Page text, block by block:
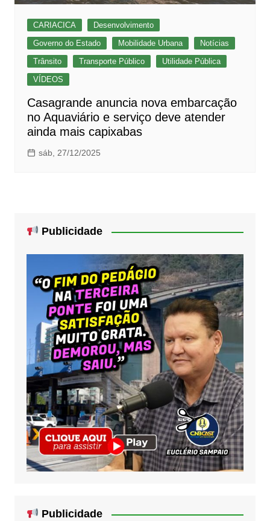
CARIACICA
Desenvolvimento
Governo do Estado
Mobilidade Urbana
Notícias
Trânsito
Transporte Público
Utilidade Pública
VÍDEOS
Casagrande anuncia nova embarcação
no Aquaviário e serviço deve atender
ainda mais capixabas
sáb, 27/12/2025
Publicidade
Publicidade